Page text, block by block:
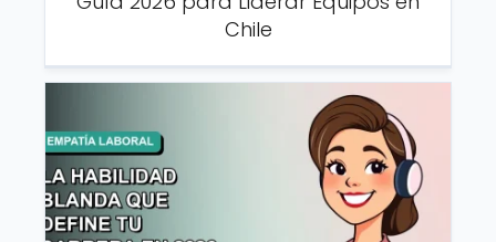
Chile